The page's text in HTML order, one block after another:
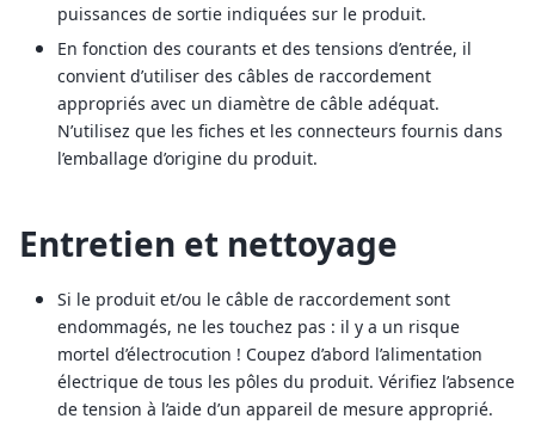
puissances de sortie indiquées sur le produit.
En fonction des courants et des tensions d’entrée, il
convient d’utiliser des câbles de raccordement
appropriés avec un diamètre de câble adéquat.
N’utilisez que les fiches et les connecteurs fournis dans
l’emballage d’origine du produit.
Entretien et nettoyage
Si le produit et/ou le câble de raccordement sont
endommagés, ne les touchez pas : il y a un risque
mortel d’électrocution ! Coupez d’abord l’alimentation
électrique de tous les pôles du produit. Vérifiez l’absence
de tension à l’aide d’un appareil de mesure approprié.